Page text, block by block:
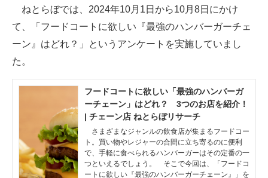
ITの今と未来を見通す
スマホと通信の最新トレンド
好きが集まる 比べて選べる
ビジネスと働き方のヒント
AI活用のいまが分かる
企業ITのトレンドを詳説
ねとらぼでは、2024年10月1日から10月8日にかけ
て、「フードコートに欲しい『最強のハンバーガーチェ
ーン』はどれ？」というアンケートを実施していまし
た。
フードコートに欲しい「最強のハンバーガ
ーチェーン」はどれ？ 3つのお店を紹介！
| チェーン店 ねとらぼリサーチ
さまざまなジャンルの飲食店が集まるフードコー
ト。買い物やレジャーの合間に立ち寄るのに便利
で、手軽に食べられるハンバーガーはその定番の一
つといえるでしょう。 そこで今回は、「フードコ
ートに欲しい『最強のハンバーガーチェーン』」を